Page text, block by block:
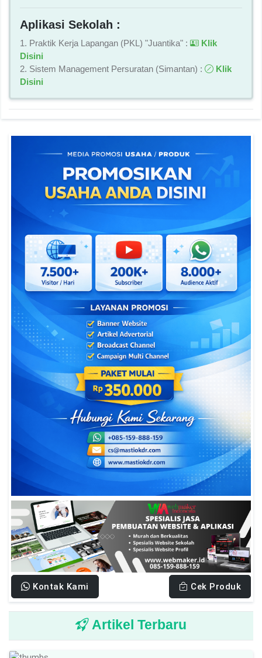
Aplikasi Sekolah :
1. Praktik Kerja Lapangan (PKL) "Juantika" :
Klik
Disini
2. Sistem Management Persuratan (Simantan) :
Klik
Disini
Kontak Kami Cek Produk
Artikel Terbaru